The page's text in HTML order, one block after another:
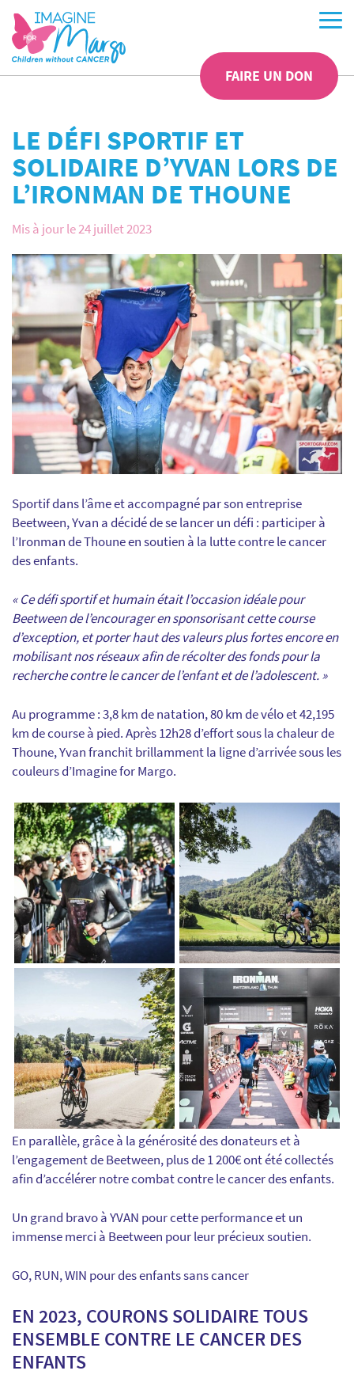
FAIRE UN DON
LE DÉFI SPORTIF ET
SOLIDAIRE D’YVAN LORS DE
L’IRONMAN DE THOUNE
Mis à jour le 24 juillet 2023
Sportif dans l’âme et accompagné par son entreprise
Beetween, Yvan a décidé de se lancer un défi : participer à
l’Ironman de Thoune en soutien à la lutte contre le cancer
des enfants.
« Ce défi sportif et humain était l’occasion idéale pour
Beetween de l’encourager en sponsorisant cette course
d’exception, et porter haut des valeurs plus fortes encore en
mobilisant nos réseaux afin de récolter des fonds pour la
recherche contre le cancer de l’enfant et de l’adolescent. »
Au programme : 3,8 km de natation, 80 km de vélo et 42,195
km de course à pied. Après 12h28 d’effort sous la chaleur de
Thoune, Yvan franchit brillamment la ligne d’arrivée sous les
couleurs d’Imagine for Margo.
En parallèle, grâce à la générosité des donateurs et à
l’engagement de Beetween, plus de 1 200€ ont été collectés
afin d’accélérer notre combat contre le cancer des enfants.
Un grand bravo à YVAN pour cette performance et un
immense merci à Beetween pour leur précieux soutien.
GO, RUN, WIN pour des enfants sans cancer
EN 2023, COURONS SOLIDAIRE TOUS
ENSEMBLE CONTRE LE CANCER DES
ENFANTS